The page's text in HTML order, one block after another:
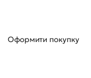
Оформити покупку